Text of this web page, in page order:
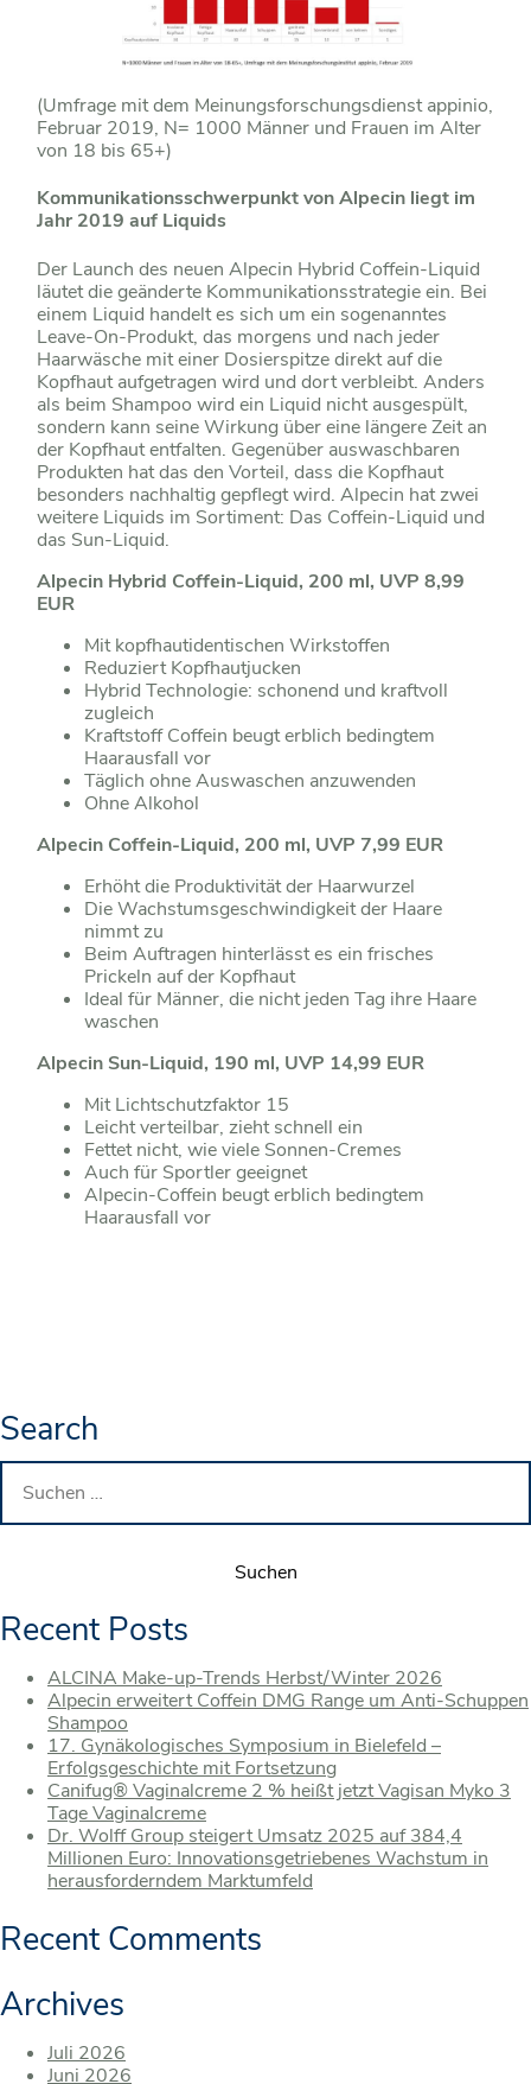
(Umfrage mit dem Meinungsforschungsdienst appinio,
Februar 2019, N= 1000 Männer und Frauen im Alter
von 18 bis 65+)
Kommunikationsschwerpunkt von Alpecin liegt im
Jahr 2019 auf Liquids
Der Launch des neuen Alpecin Hybrid Coffein-Liquid
läutet die geänderte Kommunikationsstrategie ein. Bei
einem Liquid handelt es sich um ein sogenanntes
Leave-On-Produkt, das morgens und nach jeder
Haarwäsche mit einer Dosierspitze direkt auf die
Kopfhaut aufgetragen wird und dort verbleibt. Anders
als beim Shampoo wird ein Liquid nicht ausgespült,
sondern kann seine Wirkung über eine längere Zeit an
der Kopfhaut entfalten. Gegenüber auswaschbaren
Produkten hat das den Vorteil, dass die Kopfhaut
besonders nachhaltig gepflegt wird. Alpecin hat zwei
weitere Liquids im Sortiment: Das Coffein-Liquid und
das Sun-Liquid.
Alpecin Hybrid Coffein-Liquid, 200 ml, UVP 8,99
EUR
Mit kopfhautidentischen Wirkstoffen
Reduziert Kopfhautjucken
Hybrid Technologie: schonend und kraftvoll
zugleich
Kraftstoff Coffein beugt erblich bedingtem
Haarausfall vor
Täglich ohne Auswaschen anzuwenden
Ohne Alkohol
Alpecin Coffein-Liquid, 200 ml, UVP 7,99 EUR
Erhöht die Produktivität der Haarwurzel
Die Wachstumsgeschwindigkeit der Haare
nimmt zu
Beim Auftragen hinterlässt es ein frisches
Prickeln auf der Kopfhaut
Ideal für Männer, die nicht jeden Tag ihre Haare
waschen
Alpecin Sun-Liquid, 190 ml, UVP 14,99 EUR
Mit Lichtschutzfaktor 15
Leicht verteilbar, zieht schnell ein
Fettet nicht, wie viele Sonnen-Cremes
Auch für Sportler geeignet
Alpecin-Coffein beugt erblich bedingtem
Haarausfall vor
Search
Suchen
Recent Posts
ALCINA Make-up-Trends Herbst/Winter 2026
Alpecin erweitert Coffein DMG Range um Anti-Schuppen
Shampoo
17. Gynäkologisches Symposium in Bielefeld –
Erfolgsgeschichte mit Fortsetzung
Canifug® Vaginalcreme 2 % heißt jetzt Vagisan Myko 3
Tage Vaginalcreme
Dr. Wolff Group steigert Umsatz 2025 auf 384,4
Millionen Euro: Innovationsgetriebenes Wachstum in
herausforderndem Marktumfeld
Recent Comments
Archives
Juli 2026
Juni 2026